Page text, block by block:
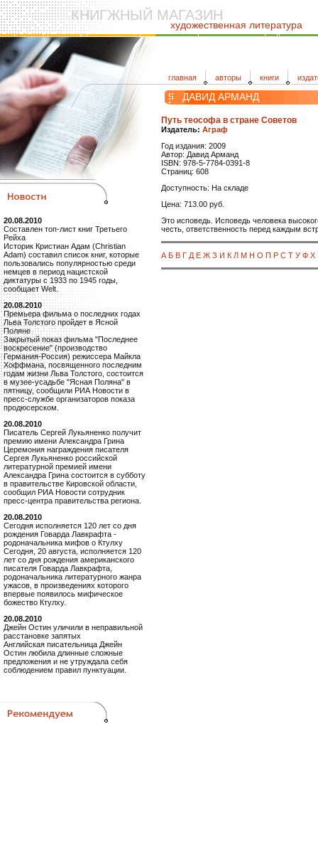
КНИГЖНЫЙ МАГАЗИН
художественная литература
главная авторы книги
20.08.2010
Составлен топ-лист книг Третьего
Рейха
Историк Кристиан Адам (Christian
Adam) составил список книг, которые
пользовались популярностью среди
немцев в период нацистской
диктатуры с 1933 по 1945 годы,
сообщает Welt.
20.08.2010
Премьера фильма о последних годах
Льва Толстого пройдет в Ясной
Поляне
Закрытый показ фильма "Последнее
воскресение" (производство
Германия-Россия) режиссера Майкла
Хоффмана, посвященного последним
годам жизни Льва Толстого, состоится
в музее-усадьбе "Ясная Поляна" в
пятницу, сообщили РИА Новости в
пресс-службе организаторов показа
продюсерском.
20.08.2010
Писатель Сергей Лукьяненко получит
премию имени Александра Грина
Церемония награждения писателя
Сергея Лукьяненко российской
литературной премией имени
Александра Грина состоится в субботу
в правительстве Кировской области,
сообщил РИА Новости сотрудник
пресс-центра правительства региона.
20.08.2010
Сегодня исполняется 120 лет со дня
рождения Говарда Лавкрафта -
родоначальника мифов о Ктулху
Сегодня, 20 августа, исполняется 120
лет со дня рождения американского
писателя Говарда Лавкрафта,
родоначальника литературного жанра
ужасов, в произведениях которого
впервые появилось мифическое
божество Ктулху.
20.08.2010
Джейн Остин уличили в неправильной
расстановке запятых
Английская писательница Джейн
Остин любила длинные сложные
предложения и не утруждала себя
соблюдением правил пунктуации.
ДАВИД АРМАНД
Путь теософа в стране Советов
Издатель: Аграф
Год издания: 2009
Автор: Давид Арманд
ISBN: 978-5-7784-0391-8
Страниц: 608
Доступность: На складе
Цена: 713.00 руб.
Это исповедь. Исповедь человека
честь, ответственность перед каждым
А Б В Г Д Е Ж З И К Л М Н О П Р С Т У Ф Х